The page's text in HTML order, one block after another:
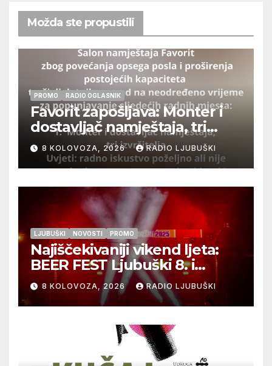
Možda ste propustili
PROMO RADIO OGLASNIK
Favorit zapošljava: Monter i
dostavljač namještaja, tri
izvršitelja
8 KOLOVOZA, 2026 RADIO LJUBUŠKI
LJUBUŠKI NOVOSTI PROMO
Najiščekivaniji vikend ljeta:
BEER FEST Ljubuški 8. i
9.kolovoza
8 KOLOVOZA, 2026 RADIO LJUBUŠKI